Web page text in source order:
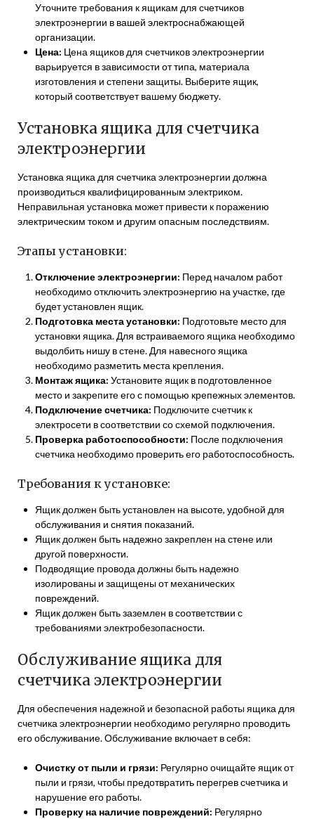
Уточните требования к ящикам для счетчиков
электроэнергии в вашей электроснабжающей
организации.
Цена: Цена ящиков для счетчиков электроэнергии
варьируется в зависимости от типа, материала
изготовления и степени защиты. Выберите ящик,
который соответствует вашему бюджету.
Установка ящика для счетчика
электроэнергии
Установка ящика для счетчика электроэнергии должна
производиться квалифицированным электриком.
Неправильная установка может привести к поражению
электрическим током и другим опасным последствиям.
Этапы установки:
Отключение электроэнергии: Перед началом работ
необходимо отключить электроэнергию на участке, где
будет установлен ящик.
Подготовка места установки: Подготовьте место для
установки ящика. Для встраиваемого ящика необходимо
выдолбить нишу в стене. Для навесного ящика
необходимо разметить места крепления.
Монтаж ящика: Установите ящик в подготовленное
место и закрепите его с помощью крепежных элементов.
Подключение счетчика: Подключите счетчик к
электросети в соответствии со схемой подключения.
Проверка работоспособности: После подключения
счетчика необходимо проверить его работоспособность.
Требования к установке:
Ящик должен быть установлен на высоте, удобной для
обслуживания и снятия показаний.
Ящик должен быть надежно закреплен на стене или
другой поверхности.
Подводящие провода должны быть надежно
изолированы и защищены от механических
повреждений.
Ящик должен быть заземлен в соответствии с
требованиями электробезопасности.
Обслуживание ящика для
счетчика электроэнергии
Для обеспечения надежной и безопасной работы ящика для
счетчика электроэнергии необходимо регулярно проводить
его обслуживание. Обслуживание включает в себя:
Очистку от пыли и грязи: Регулярно очищайте ящик от
пыли и грязи, чтобы предотвратить перегрев счетчика и
нарушение его работы.
Проверку на наличие повреждений: Регулярно